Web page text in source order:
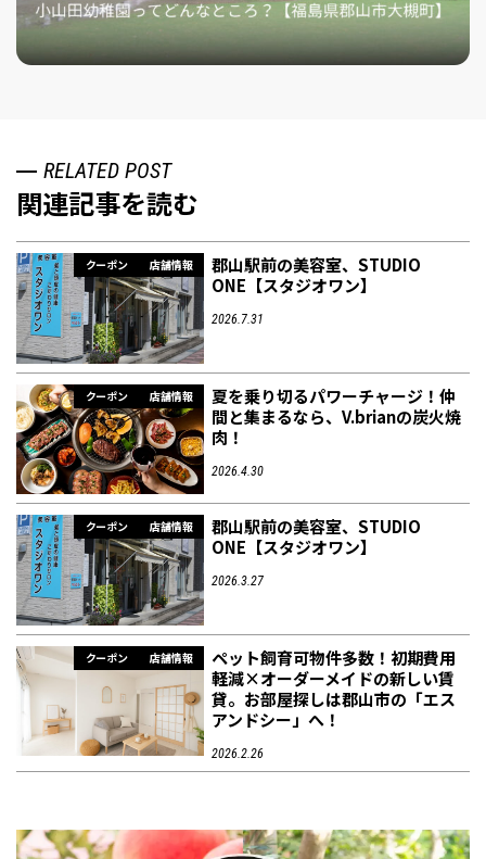
RELATED POST
関連記事を読む
クーポン 店舗情報
郡山駅前の美容室、STUDIO
ONE【スタジオワン】
2026.7.31
クーポン 店舗情報
夏を乗り切るパワーチャージ！仲
間と集まるなら、V.brianの炭火焼
肉！
2026.4.30
クーポン 店舗情報
郡山駅前の美容室、STUDIO
ONE【スタジオワン】
2026.3.27
クーポン 店舗情報
ペット飼育可物件多数！初期費用
軽減×オーダーメイドの新しい賃
貸。お部屋探しは郡山市の「エス
アンドシー」へ！
2026.2.26